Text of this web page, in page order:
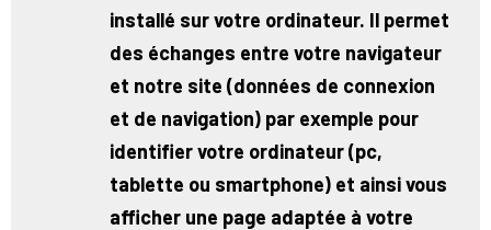
installé sur votre ordinateur. Il permet
des échanges entre votre navigateur
et notre site (données de connexion
et de navigation) par exemple pour
identifier votre ordinateur (pc,
tablette ou smartphone) et ainsi vous
afficher une page adaptée à votre